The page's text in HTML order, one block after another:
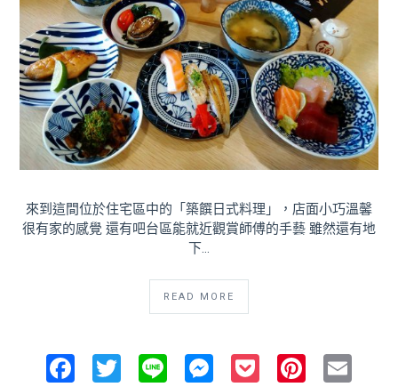
來到這間位於住宅區中的「築饌日式料理」，店面小巧溫馨
很有家的感覺 還有吧台區能就近觀賞師傅的手藝 雖然還有地
下…
READ MORE
Facebook
Twitter
Line Messenger
Pocket